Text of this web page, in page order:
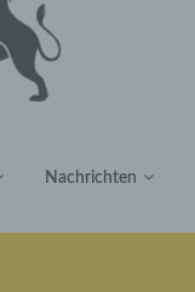
Nachrichten